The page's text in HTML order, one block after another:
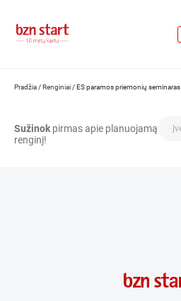
Pradžia /Renginiai /ES paramos priemonių seminaras
Sužinok pirmas apie planuojamą
renginį!